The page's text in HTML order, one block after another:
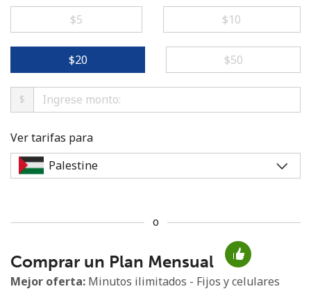
No se ha creado una contraseña
Mínimo 8 caracteres
Una letra mayúscula y una minúscula
Un número
⁦$5⁩
⁦$10⁩
⁦$20⁩ ⁦$50⁩
$
Ver tarifas para
o
Comprar un Plan Mensual
Mejor oferta: Minutos ilimitados - Fijos y celulares